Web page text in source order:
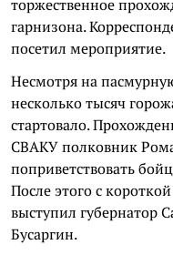
торжественное
гарнизона.
посетил мероприятие.
Несмотря на
несколько тысяч
стартовало.
СВАКУ полковник
поприветствовать
После этого с
выступил губернатор
Бусаргин.